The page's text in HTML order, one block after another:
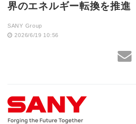
界のエネルギー転換を推進
SANY Group
2026/6/19 10:56